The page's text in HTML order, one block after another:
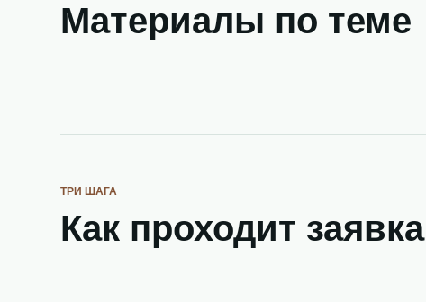
Материалы по теме
ТРИ ШАГА
Как проходит заявка